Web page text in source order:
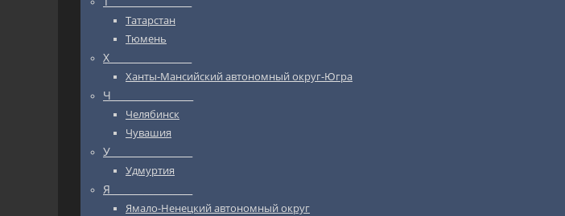
Татарстан
Тюмень
Х_________________
Ханты-Мансийский автономный округ-Югра
Ч_________________
Челябинск
Чувашия
У_________________
Удмуртия
Я_________________
Ямало-Ненецкий автономный округ